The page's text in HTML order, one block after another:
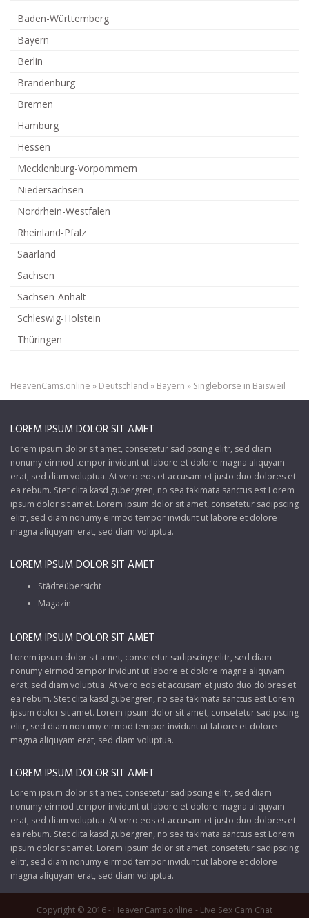
Baden-Württemberg
Bayern
Berlin
Brandenburg
Bremen
Hamburg
Hessen
Mecklenburg-Vorpommern
Niedersachsen
Nordrhein-Westfalen
Rheinland-Pfalz
Saarland
Sachsen
Sachsen-Anhalt
Schleswig-Holstein
Thüringen
HeavenCams.online » Deutschland » Bayern » Singlebörse in Baisweil
LOREM IPSUM DOLOR SIT AMET
Lorem ipsum dolor sit amet, consetetur sadipscing elitr, sed diam
nonumy eirmod tempor invidunt ut labore et dolore magna aliquyam
erat, sed diam voluptua. At vero eos et accusam et justo duo dolores et
ea rebum. Stet clita kasd gubergren, no sea takimata sanctus est Lorem
ipsum dolor sit amet. Lorem ipsum dolor sit amet, consetetur sadipscing
elitr, sed diam nonumy eirmod tempor invidunt ut labore et dolore
magna aliquyam erat, sed diam voluptua.
LOREM IPSUM DOLOR SIT AMET
Städteübersicht
Magazin
LOREM IPSUM DOLOR SIT AMET
Lorem ipsum dolor sit amet, consetetur sadipscing elitr, sed diam
nonumy eirmod tempor invidunt ut labore et dolore magna aliquyam
erat, sed diam voluptua. At vero eos et accusam et justo duo dolores et
ea rebum. Stet clita kasd gubergren, no sea takimata sanctus est Lorem
ipsum dolor sit amet. Lorem ipsum dolor sit amet, consetetur sadipscing
elitr, sed diam nonumy eirmod tempor invidunt ut labore et dolore
magna aliquyam erat, sed diam voluptua.
LOREM IPSUM DOLOR SIT AMET
Lorem ipsum dolor sit amet, consetetur sadipscing elitr, sed diam
nonumy eirmod tempor invidunt ut labore et dolore magna aliquyam
erat, sed diam voluptua. At vero eos et accusam et justo duo dolores et
ea rebum. Stet clita kasd gubergren, no sea takimata sanctus est Lorem
ipsum dolor sit amet. Lorem ipsum dolor sit amet, consetetur sadipscing
elitr, sed diam nonumy eirmod tempor invidunt ut labore et dolore
magna aliquyam erat, sed diam voluptua.
Copyright © 2016 - HeavenCams.online - Live Sex Cam Chat